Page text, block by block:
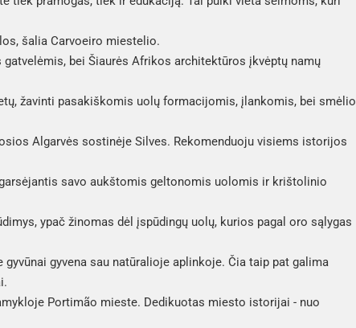
šalia Carvoeiro miestelio.
bei Šiaurės Afrikos architektūros įkvėptų namų
žavinti pasakiškomis uolų formacijomis, įlankomis, bei smėlio
Algarvės sostinėje Silves. Rekomenduoju visiems istorijos
savo aukštomis geltonomis uolomis ir krištolinio
ypač žinomas dėl įspūdingų uolų, kurios pagal oro sąlygas
gyvena sau natūralioje aplinkoje. Čia taip pat galima
Portimão mieste. Dedikuotas miesto istorijai - nuo